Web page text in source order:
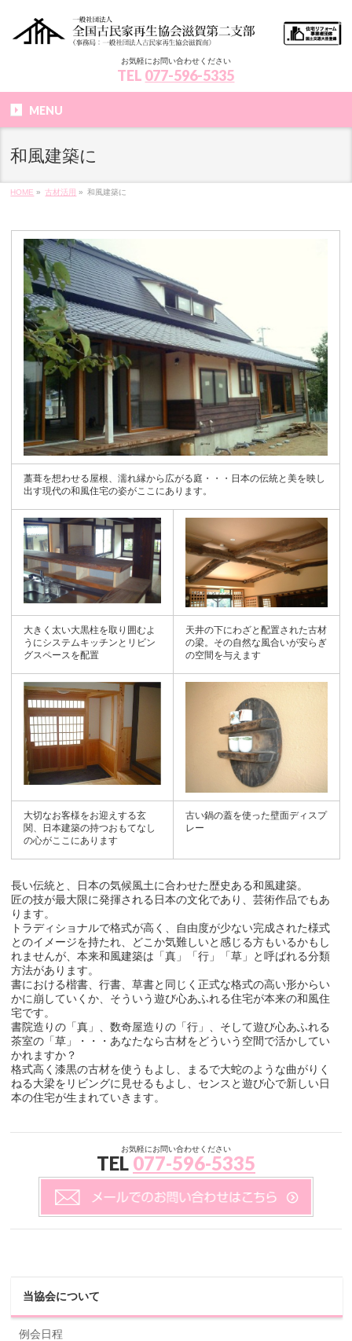
お気軽にお問い合わせください
TEL 077-596-5335
MENU
和風建築に
HOME » 古材活用 » 和風建築に
藁葺を想わせる屋根、濡れ縁から広がる庭・・・日本の伝統と美を映し
出す現代の和風住宅の姿がここにあります。
大きく太い大黒柱を取り囲むよ
うにシステムキッチンとリビン
グスペースを配置
天井の下にわざと配置された古材
の梁。その自然な風合いが安らぎ
の空間を与えます
大切なお客様をお迎えする玄
関、日本建築の持つおもてなし
の心がここにあります
古い鍋の蓋を使った壁面ディスプ
レー
長い伝統と、日本の気候風土に合わせた歴史ある和風建築。
匠の技が最大限に発揮される日本の文化であり、芸術作品でもあ
ります。
トラディショナルで格式が高く、自由度が少ない完成された様式
とのイメージを持たれ、どこか気難しいと感じる方もいるかもし
れませんが、本来和風建築は「真」「行」「草」と呼ばれる分類
方法があります。
書における楷書、行書、草書と同じく正式な格式の高い形からい
かに崩していくか、そういう遊び心あふれる住宅が本来の和風住
宅です。
書院造りの「真」、数奇屋造りの「行」、そして遊び心あふれる
茶室の「草」・・・あなたなら古材をどういう空間で活かしてい
かれますか？
格式高く漆黒の古材を使うもよし、まるで大蛇のような曲がりく
ねる大梁をリビングに見せるもよし、センスと遊び心で新しい日
本の住宅が生まれていきます。
お気軽にお問い合わせください
TEL 077-596-5335
当協会について
例会日程